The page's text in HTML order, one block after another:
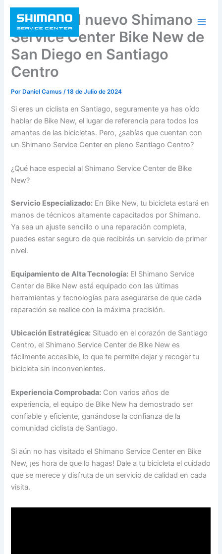
contenido
Conoce el nuevo Shimano
Service Center Bike New de
San Diego en Santiago
Centro
PorDaniel Camus/18 de Julio de 2024
Si eres un ciclista en Santiago, seguramente ya has oído
hablar de Bike New, el lugar de referencia para todos los
amantes de las bicicletas. Pero, ¿sabías que cuentan con
un Shimano Service Center en pleno Santiago Centro?
¿Qué hace especial al Shimano Service Center de Bike
New?
Servicio Especializado: En Bike New, tu bicicleta estará en
manos de técnicos altamente capacitados por Shimano.
Ya sea un ajuste sencillo o una reparación completa,
puedes estar seguro de que recibirás un servicio de primer
nivel.
Equipamiento de Alta Tecnología: El Shimano Service
Center de Bike New está equipado con las últimas
herramientas y tecnologías para asegurarse de que cada
reparación se realice con la máxima precisión.
Ubicación Estratégica: Situado en el corazón de Santiago
Centro, el Shimano Service Center de Bike New es
fácilmente accesible, lo que te permite dejar y recoger tu
bicicleta sin inconvenientes.
Experiencia Comprobada: Con varios años de
experiencia, el equipo de Bike New ha demostrado ser
confiable y eficiente, ganándose la confianza de la
comunidad ciclista de Santiago.
Si aún no has visitado el Shimano Service Center en Bike
New, ¡es hora de que lo hagas! Dale a tu bicicleta el cuidado
que se merece y disfruta de un servicio de calidad en cada
visita.